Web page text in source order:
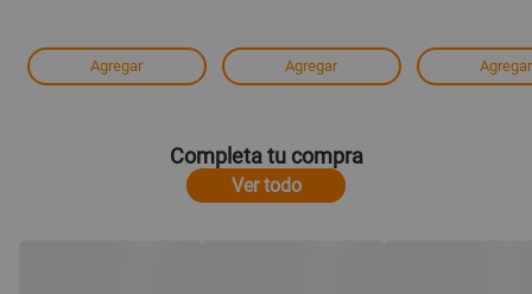
Agregar Agregar Agregar
Completa tu compra
Ver todo